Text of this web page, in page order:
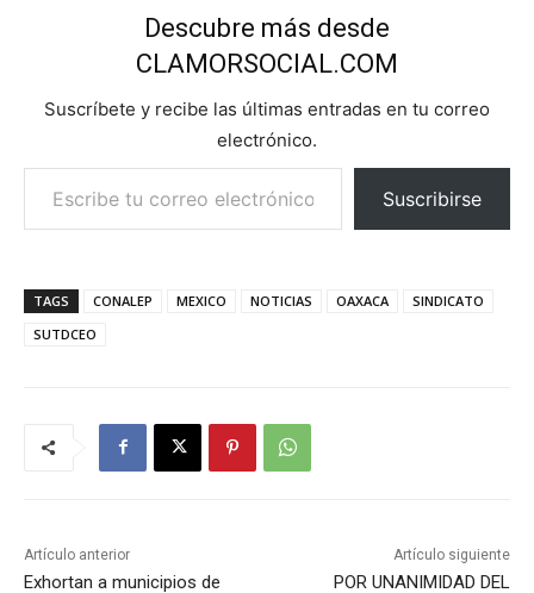
Descubre más desde
CLAMORSOCIAL.COM
Suscríbete y recibe las últimas entradas en tu correo
electrónico.
Escribe tu correo electrónico…
Suscribirse
TAGS CONALEP MEXICO NOTICIAS OAXACA
SINDICATO
SUTDCEO
Artículo anterior
Exhortan a municipios de
Artículo siguiente
POR UNANIMIDAD DEL